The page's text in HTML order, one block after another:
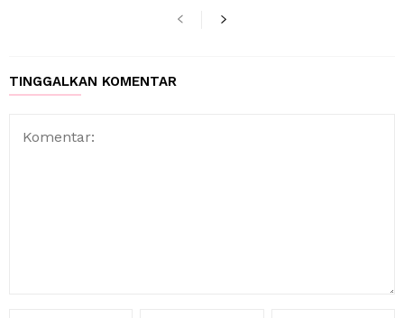
TINGGALKAN KOMENTAR